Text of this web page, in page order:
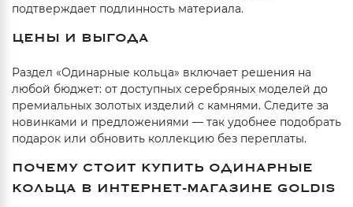
подтверждает подлинность материала.
ЦЕНЫ И ВЫГОДА
Раздел «Одинарные кольца» включает решения на
любой бюджет: от доступных серебряных моделей до
премиальных золотых изделий с камнями. Следите за
новинками и предложениями — так удобнее подобрать
подарок или обновить коллекцию без переплаты.
ПОЧЕМУ СТОИТ КУПИТЬ ОДИНАРНЫЕ
КОЛЬЦА В ИНТЕРНЕТ-МАГАЗИНЕ GOLDIS